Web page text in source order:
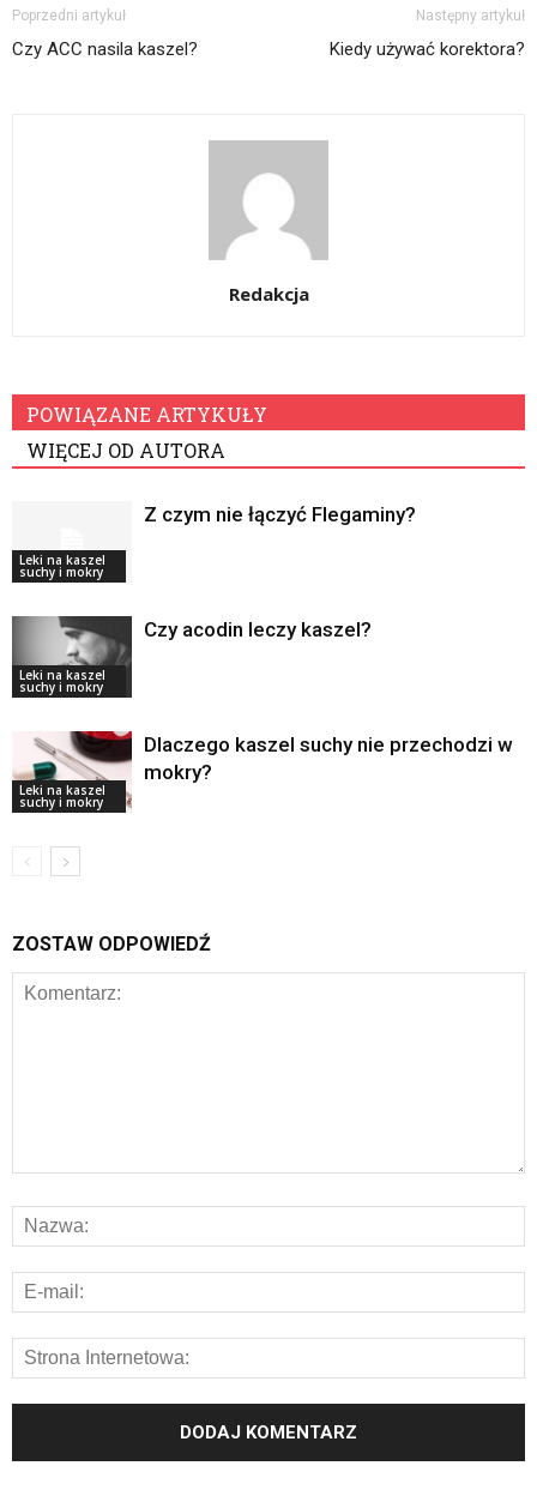
Poprzedni artykuł
Czy ACC nasila kaszel?
Następny artykuł
Kiedy używać korektora?
Redakcja
POWIĄZANE ARTYKUŁY
WIĘCEJ OD AUTORA
Leki na kaszel
suchy i mokry
Z czym nie łączyć Flegaminy?
Leki na kaszel
suchy i mokry
Czy acodin leczy kaszel?
Leki na kaszel
suchy i mokry
Dlaczego kaszel suchy nie przechodzi w
mokry?
ZOSTAW ODPOWIEDŹ